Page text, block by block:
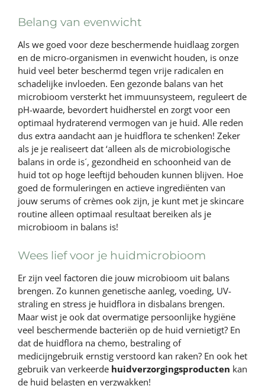
Belang van evenwicht
Als we goed voor deze beschermende huidlaag zorgen
en de micro-organismen in evenwicht houden, is onze
huid veel beter beschermd tegen vrije radicalen en
schadelijke invloeden. Een gezonde balans van het
microbioom versterkt het immuunsysteem, reguleert de
pH-waarde, bevordert huidherstel en zorgt voor een
optimaal hydraterend vermogen van je huid. Alle reden
dus extra aandacht aan je huidflora te schenken! Zeker
als je je realiseert dat ‘alleen als de microbiologische
balans in orde is´, gezondheid en schoonheid van de
huid tot op hoge leeftijd behouden kunnen blijven. Hoe
goed de formuleringen en actieve ingrediënten van
jouw serums of crèmes ook zijn, je kunt met je skincare
routine alleen optimaal resultaat bereiken als je
microbioom in balans is!
Wees lief voor je huidmicrobioom
Er zijn veel factoren die jouw microbioom uit balans
brengen. Zo kunnen genetische aanleg, voeding, UV-
straling en stress je huidflora in disbalans brengen.
Maar wist je ook dat overmatige persoonlijke hygiëne
veel beschermende bacteriën op de huid vernietigt? En
dat de huidflora na chemo, bestraling of
medicijngebruik ernstig verstoord kan raken? En ook het
gebruik van verkeerde huidverzorgingsproducten kan
de huid belasten en verzwakken!